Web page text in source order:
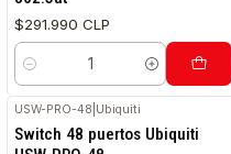
$291.990 CLP
Cantidad
USW-PRO-48 Ubiquiti
Switch 48 puertos Ubiquiti